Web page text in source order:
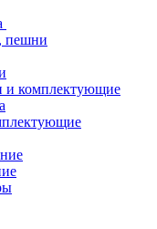
пешни
и комплектующие